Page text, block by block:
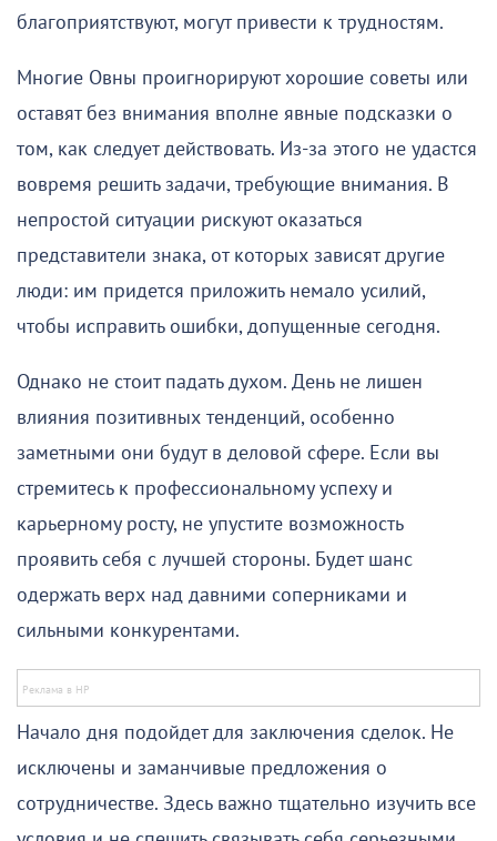
благоприятствуют, могут привести к трудностям.
Многие Овны проигнорируют хорошие советы или
оставят без внимания вполне явные подсказки о
том, как следует действовать. Из-за этого не удастся
вовремя решить задачи, требующие внимания. В
непростой ситуации рискуют оказаться
представители знака, от которых зависят другие
люди: им придется приложить немало усилий,
чтобы исправить ошибки, допущенные сегодня.
Однако не стоит падать духом. День не лишен
влияния позитивных тенденций, особенно
заметными они будут в деловой сфере. Если вы
стремитесь к профессиональному успеху и
карьерному росту, не упустите возможность
проявить себя с лучшей стороны. Будет шанс
одержать верх над давними соперниками и
сильными конкурентами.
Начало дня подойдет для заключения сделок. Не
исключены и заманчивые предложения о
сотрудничестве. Здесь важно тщательно изучить все